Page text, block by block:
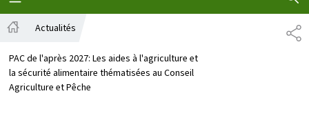
MENU
PRINCIPAL
Actualités
PAC de l'après 2027: Les aides à l'agriculture et
la sécurité alimentaire thématisées au Conseil
Agriculture et Pêche